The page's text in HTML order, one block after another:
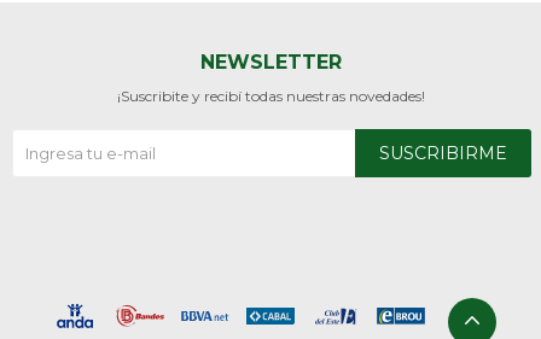
NEWSLETTER
¡Suscribite y recibí todas nuestras novedades!
SUSCRIBIRME